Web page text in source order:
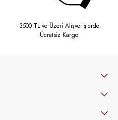
3500 TL ve Üzeri Alışverişlerde
Ücretsiz Kargo